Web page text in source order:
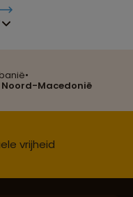
•
Noord-Macedonië
cultuur en milieu
vrijheid